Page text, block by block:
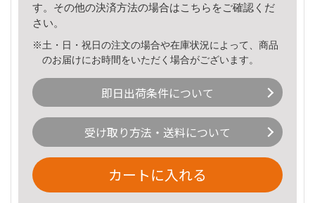
す。その他の決済方法の場合はこちら をご確認くだ
さい。
※土・日・祝日の注文の場合や在庫状況によって、商品
のお届けにお時間をいただく場合がございます。
即日出荷条件について
受け取り方法・送料について
カートに入れる